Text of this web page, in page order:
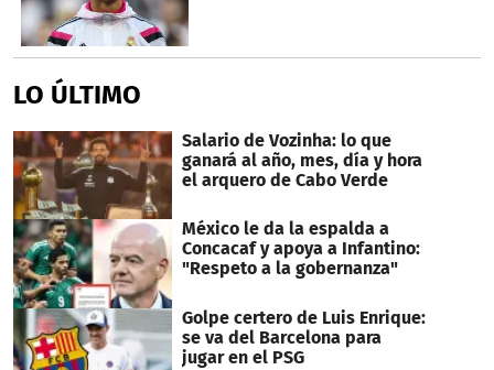
LO ÚLTIMO
Salario de Vozinha: lo que
ganará al año, mes, día y hora
el arquero de Cabo Verde
México le da la espalda a
Concacaf y apoya a Infantino:
"Respeto a la gobernanza"
Golpe certero de Luis Enrique:
se va del Barcelona para
jugar en el PSG